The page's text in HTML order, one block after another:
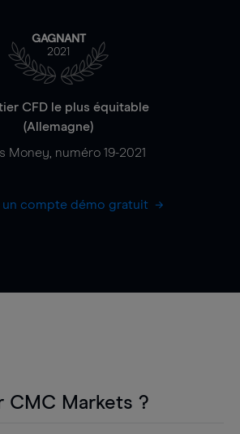
GAGNANT
2021
CFD le plus équitable
(Allemagne)
Money, numéro 19-2021
un compte démo gratuit
CMC Markets ?